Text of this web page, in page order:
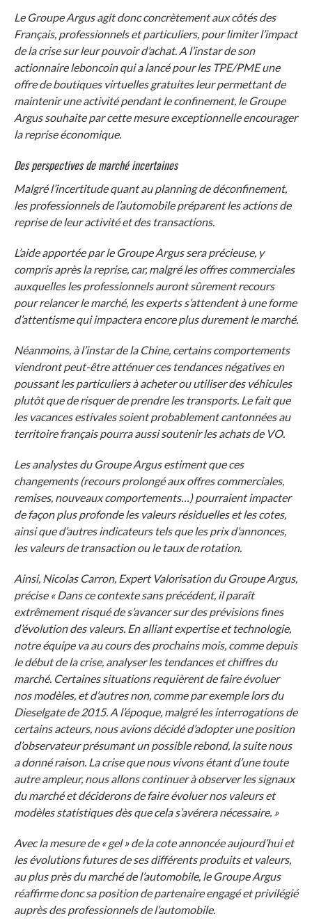
Le Groupe Argus agit donc concrètement aux côtés des
Français, professionnels et particuliers, pour limiter l’impact
de la crise sur leur pouvoir d’achat. A l’instar de son
actionnaire leboncoin qui a lancé pour les TPE/PME une
offre de boutiques virtuelles gratuites leur permettant de
maintenir une activité pendant le confinement, le Groupe
Argus souhaite par cette mesure exceptionnelle encourager
la reprise économique.
Des perspectives de marché incertaines
Malgré l’incertitude quant au planning de déconfinement,
les professionnels de l’automobile préparent les actions de
reprise de leur activité et des transactions.
L’aide apportée par le Groupe Argus sera précieuse, y
compris après la reprise, car, malgré les offres commerciales
auxquelles les professionnels auront sûrement recours
pour relancer le marché, les experts s’attendent à une forme
d’attentisme qui impactera encore plus durement le marché.
Néanmoins, à l’instar de la Chine, certains comportements
viendront peut-être atténuer ces tendances négatives en
poussant les particuliers à acheter ou utiliser des véhicules
plutôt que de risquer de prendre les transports. Le fait que
les vacances estivales soient probablement cantonnées au
territoire français pourra aussi soutenir les achats de VO.
Les analystes du Groupe Argus estiment que ces
changements (recours prolongé aux offres commerciales,
remises, nouveaux comportements…) pourraient impacter
de façon plus profonde les valeurs résiduelles et les cotes,
ainsi que d’autres indicateurs tels que les prix d’annonces,
les valeurs de transaction ou le taux de rotation.
Ainsi, Nicolas Carron, Expert Valorisation du Groupe Argus,
précise « Dans ce contexte sans précédent, il paraît
extrêmement risqué de s’avancer sur des prévisions fines
d’évolution des valeurs. En alliant expertise et technologie,
notre équipe va au cours des prochains mois, comme depuis
le début de la crise, analyser les tendances et chiffres du
marché. Certaines situations requièrent de faire évoluer
nos modèles, et d’autres non, comme par exemple lors du
Dieselgate de 2015. A l’époque, malgré les interrogations de
certains acteurs, nous avions décidé d’adopter une position
d’observateur présumant un possible rebond, la suite nous
a donné raison. La crise que nous vivons étant d’une toute
autre ampleur, nous allons continuer à observer les signaux
du marché et déciderons de faire évoluer nos valeurs et
modèles statistiques dès que cela s’avérera nécessaire. »
Avec la mesure de « gel » de la cote annoncée aujourd’hui et
les évolutions futures de ses différents produits et valeurs,
au plus près du marché de l’automobile, le Groupe Argus
réaffirme donc sa position de partenaire engagé et privilégié
auprès des professionnels de l’automobile.